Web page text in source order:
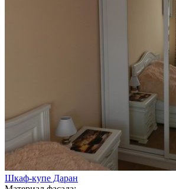
Шкаф-купе Даран